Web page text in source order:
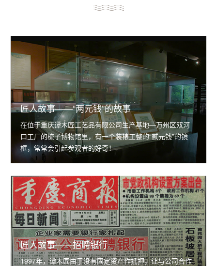
匠人故事——“两元钱”的故事
在位于重庆谭木匠工艺品有限公司生产基地—万州区双河
口工厂的梳子博物馆里，有一个装裱工整的“贰元钱”的镜
框，常常会引起参观者的好奇！
匠人故事——招聘银行
1997年，谭木匠由于没有固定资产作抵押，让与公司合作